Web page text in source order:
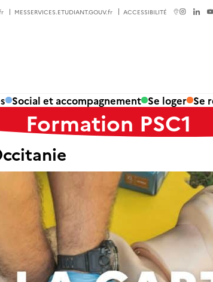
MESSERVICES.ETUDIANT.GOUV.fr ACCESSIBILITÉ
Social et accompagnement Se loger Se
Formation PSC1